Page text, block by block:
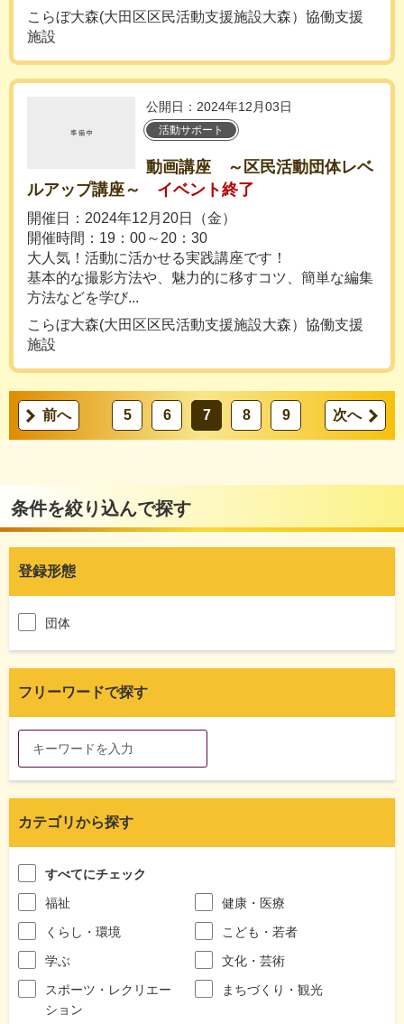
こらぼ大森(大田区区民活動支援施設大森）協働支援
施設
公開日：2024年12月03日
活動サポート
動画講座 ～区民活動団体レベ
ルアップ講座～
イベント終了
開催日：2024年12月20日（金）
開催時間：19：00～20：30
大人気！活動に活かせる実践講座です！
基本的な撮影方法や、魅力的に移すコツ、簡単な編集
方法などを学び...
こらぼ大森(大田区区民活動支援施設大森）協働支援
施設
前へ 5 6 7 8 9 次へ
条件を絞り込んで探す
登録形態
団体
フリーワードで探す
カテゴリから探す
すべてにチェック
福祉
健康・医療
くらし・環境
こども・若者
学ぶ
文化・芸術
スポーツ・レクリエー
ション
まちづくり・観光